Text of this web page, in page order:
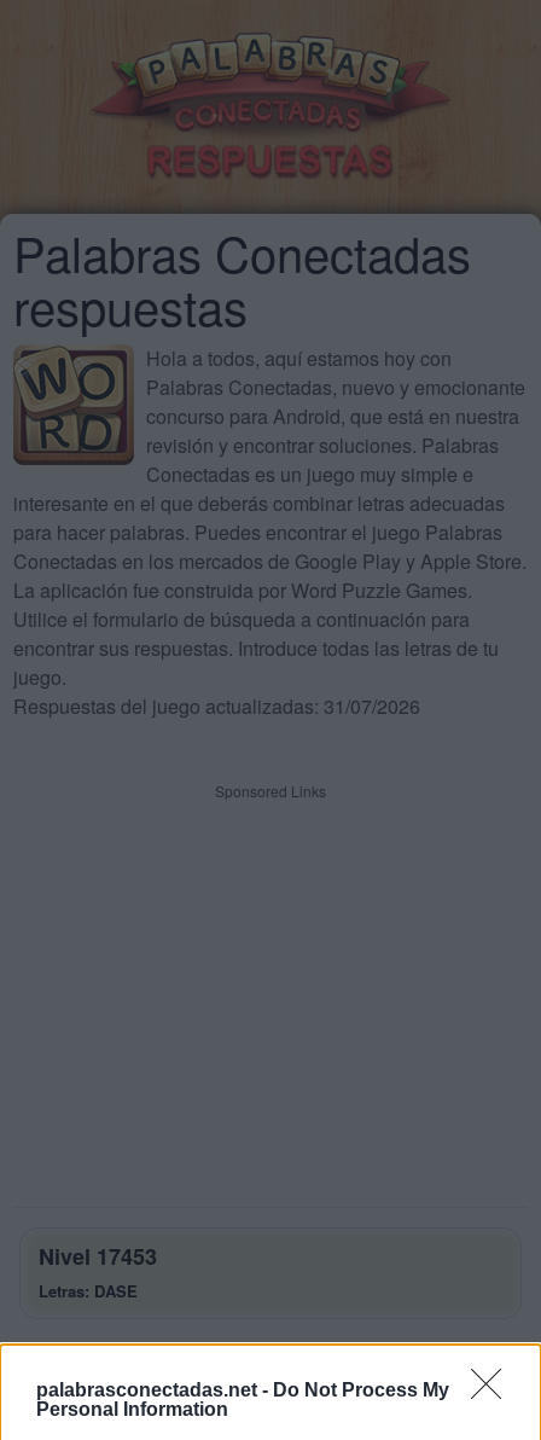
palabrasconectadas.net - Do Not Process My
Personal Information
Palabras Conectadas
respuestas
Hola a todos, aquí estamos hoy con
Palabras Conectadas, nuevo y emocionante
concurso para Android, que está en nuestra
revisión y encontrar soluciones. Palabras
Conectadas es un juego muy simple e
interesante en el que deberás combinar letras adecuadas
para hacer palabras. Puedes encontrar el juego Palabras
Conectadas en los mercados de Google Play y Apple Store.
La aplicación fue construida por Word Puzzle Games.
Utilice el formulario de búsqueda a continuación para
encontrar sus respuestas. Introduce todas las letras de tu
juego.
Respuestas del juego actualizadas: 31/07/2026
Sponsored Links
Nivel 17453
Letras: DASE
Palabras Conectadas Nivel 17453
respuestas
La respuesta a este rompecabezas es: